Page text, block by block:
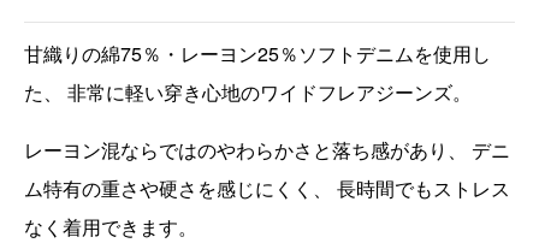
甘織りの綿75％・レーヨン25％ソフトデニムを使用し
た、 非常に軽い穿き心地のワイドフレアジーンズ。
レーヨン混ならではのやわらかさと落ち感があり、 デニ
ム特有の重さや硬さを感じにくく、 長時間でもストレス
なく着用できます。